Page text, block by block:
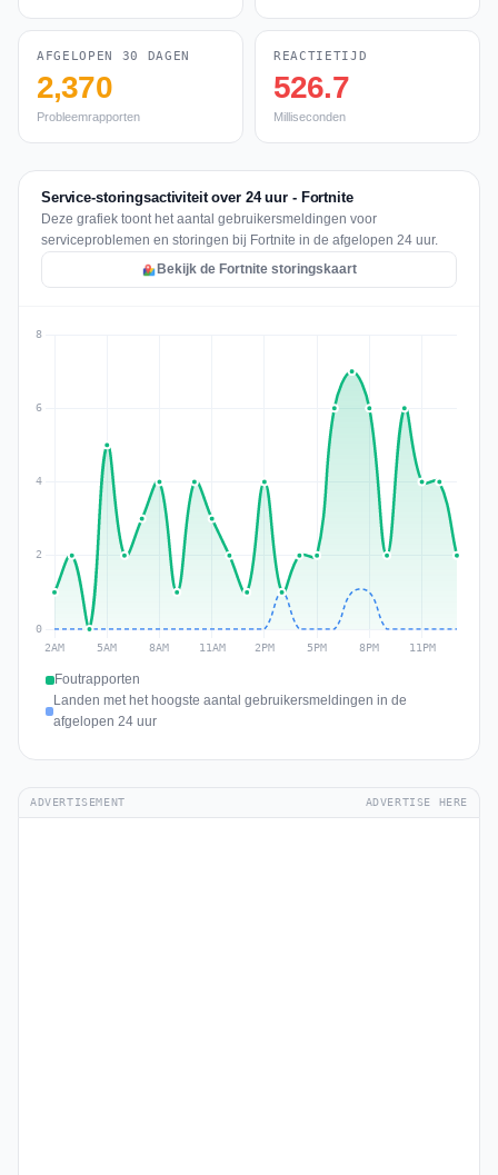
AFGELOPEN 30 DAGEN
2,370
Probleemrapporten
REACTIETIJD
526.7
Milliseconden
Service-storingsactiviteit over 24 uur - Fortnite
Deze grafiek toont het aantal gebruikersmeldingen voor
serviceproblemen en storingen bij Fortnite in de afgelopen 24 uur.
Bekijk de Fortnite storingskaart
Foutrapporten
Landen met het hoogste aantal gebruikersmeldingen in de
afgelopen 24 uur
ADVERTISEMENT ADVERTISE HERE